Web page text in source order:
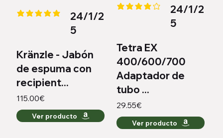
la calificación promedio es 5 de 5
24/1/2
5
Kränzle - Jabón
de espuma con
recipient...
115.00€
Ver producto
la calificación promedio es 4.2
24/1/2
5
Tetra EX
400/600/700
Adaptador de
tubo ...
29.55€
Ver producto